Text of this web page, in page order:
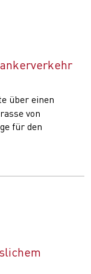
über einen
von
für den